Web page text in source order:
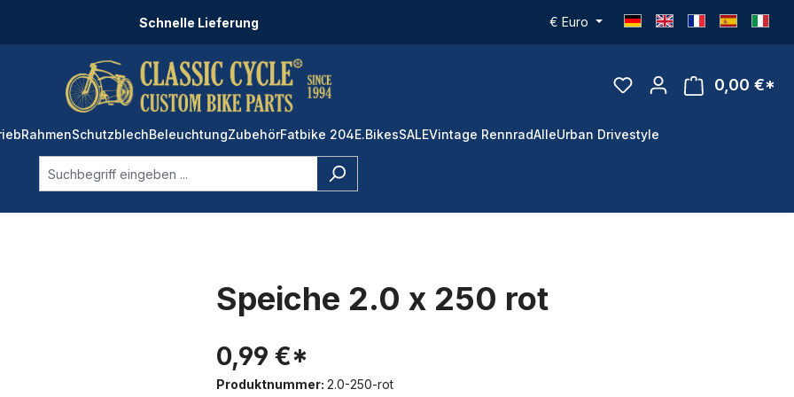
Schnelle Lieferung € Euro
0,00 €*
RahmenSchutzblechBeleuchtungZubehörFatbike 204E.BikesSALEVintage RennradAlleUrban Drivestyle
Speiche 2.0 x 250 rot
0,99 €*
Produktnummer: 2.0-250-rot